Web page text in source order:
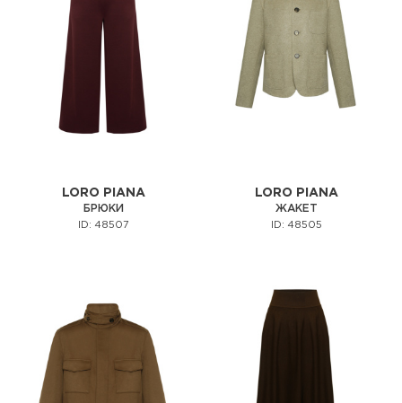
LORO PIANA
БРЮКИ
ID: 48507
LORO PIANA
ЖАКЕТ
ID: 48505